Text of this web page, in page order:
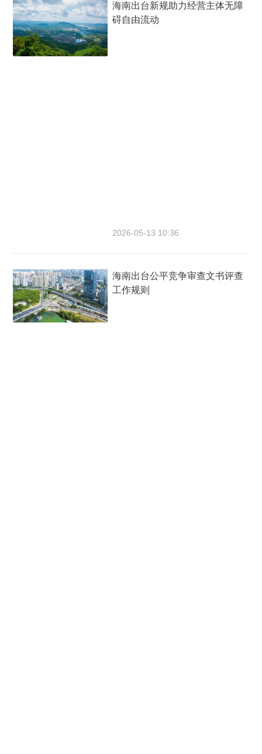
海南出台新规助力经营主体无障
碍自由流动
2026-05-13 10:36
海南出台公平竞争审查文书评查
工作规则